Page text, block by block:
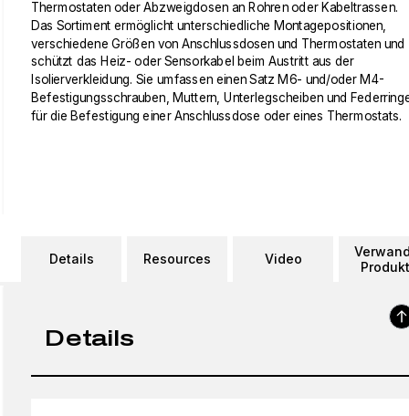
Thermostaten oder Abzweigdosen an Rohren oder Kabeltrassen.
Das Sortiment ermöglicht unterschiedliche Montagepositionen,
verschiedene Größen von Anschlussdosen und Thermostaten und
schützt das Heiz- oder Sensorkabel beim Austritt aus der
Isolierverkleidung. Sie umfassen einen Satz M6- und/oder M4-
Befestigungsschrauben, Muttern, Unterlegscheiben und
für die Befestigung einer Anschlussdose oder eines Thermostats.
Details Resources Video
Details